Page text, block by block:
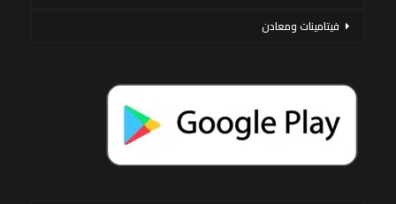
فيتامينات ومعادن